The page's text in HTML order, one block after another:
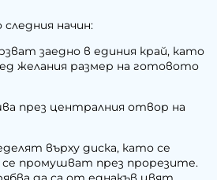
начин:
заедно в единия край, като
желания размер на готовото
през централния отвор на
върху диска, като се
се промушват през прорезите.